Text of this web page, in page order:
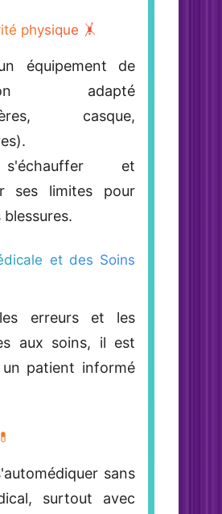
physique 🤸
équipement de
adapté
casque,
et
ses limites pour
et des Soins
erreurs et les
aux soins, il est
patient informé
sans
surtout avec